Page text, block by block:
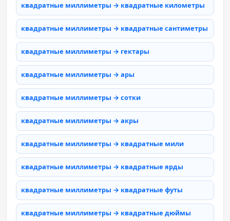
квадратные миллиметры → квадратные километры
квадратные миллиметры → квадратные сантиметры
квадратные миллиметры → гектары
квадратные миллиметры → ары
квадратные миллиметры → сотки
квадратные миллиметры → акры
квадратные миллиметры → квадратные мили
квадратные миллиметры → квадратные ярды
квадратные миллиметры → квадратные футы
квадратные миллиметры → квадратные дюймы